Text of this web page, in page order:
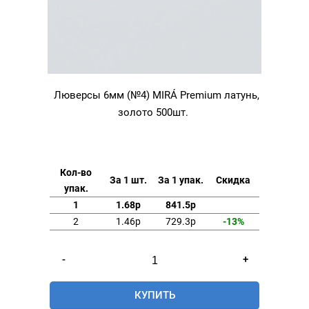
Люверсы 6мм (№4) MIRÁ Premium латунь,
золото 500шт.
Кол-во
упак.
За 1 шт. За 1 упак. Скидка
1 1.68р
841.5р
2
1.46р 729.3р -13%
-
товара
Люверсы
6мм
+
КУПИТЬ